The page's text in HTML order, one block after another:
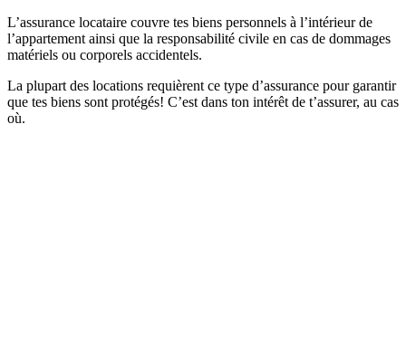
L’assurance locataire couvre tes biens personnels à l’intérieur de
l’appartement ainsi que la responsabilité civile en cas de dommages
matériels ou corporels accidentels.
La plupart des locations requièrent ce type d’assurance pour garantir
que tes biens sont protégés! C’est dans ton intérêt de t’assurer, au cas
où.